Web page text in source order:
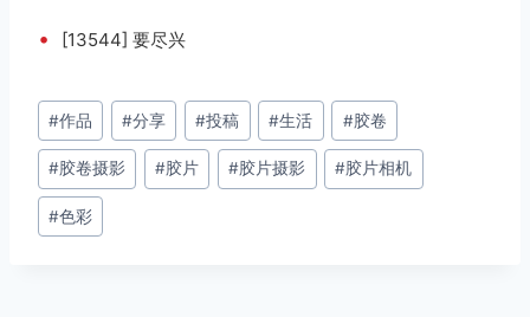
• [13544] 要尽兴
文
章
标
签：
#作品 #分享 #投稿 #生活 #胶卷
#胶卷摄影 #胶片 #胶片摄影 #胶片相机
#色彩